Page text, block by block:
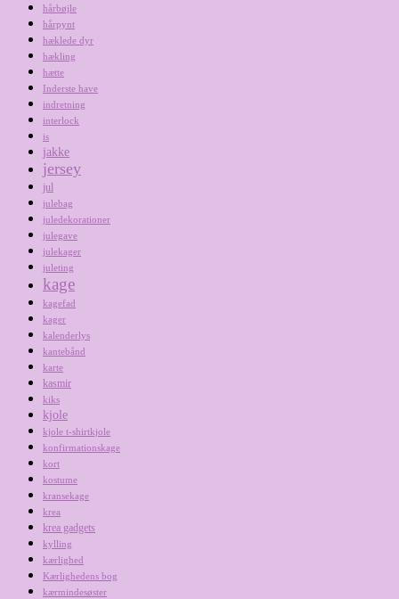
hårbøjle
hårpynt
hæklede dyr
hækling
hætte
Inderste have
indretning
interlock
is
jakke
jersey
jul
julebag
juledekorationer
julegave
julekager
juleting
kage
kagefad
kager
kalenderlys
kantebånd
karte
kasmir
kiks
kjole
kjole t-shirtkjole
konfirmationskage
kort
kostume
kransekage
krea
krea gadgets
kylling
kærlighed
Kærlighedens bog
kærmindesøster